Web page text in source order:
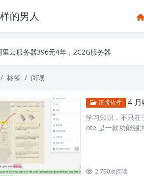
的男人
里云服务器396元4年，2C2G服务器
注Telegram频道有新消息第一时间推送
里云服务器396元4年，2C2G服务器
标签 阅读
正版软件 4
学习知识，不只
ote 是一款功能强
2,790次阅读